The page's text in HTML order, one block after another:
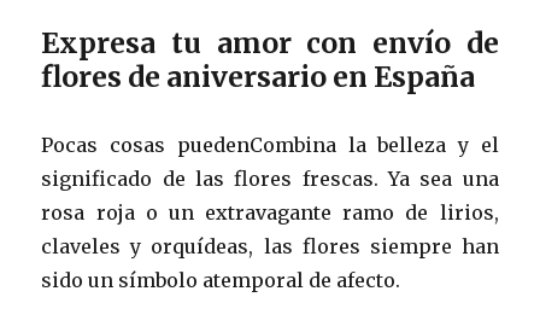
Expresa tu amor con envío de
flores de aniversario en España
Pocas cosas puedenCombina la belleza y el
significado de las flores frescas. Ya sea una
rosa roja o un extravagante ramo de lirios,
claveles y orquídeas, las flores siempre han
sido un símbolo atemporal de afecto.